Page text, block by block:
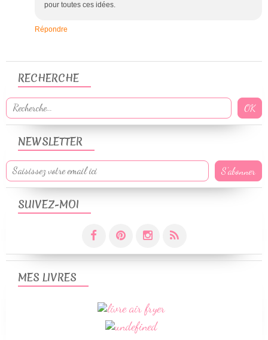
pour toutes ces idées.
Répondre
NEWSLETTER
SUIVEZ-MOI
RECHERCHE
MES LIVRES